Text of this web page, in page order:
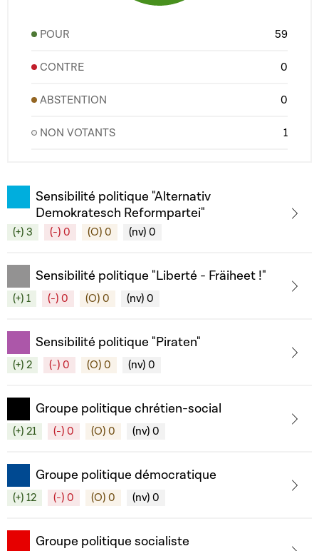
POUR 59
CONTRE 0
ABSTENTION 0
NON VOTANTS 1
Sensibilité politique "Alternativ
Demokratesch Reformpartei"
(+) 3 (-) 0 (O) 0 (nv) 0
Sensibilité politique "Liberté - Fräiheet !"
(+) 1 (-) 0 (O) 0 (nv) 0
Sensibilité politique "Piraten"
(+) 2 (-) 0 (O) 0 (nv) 0
Groupe politique chrétien-social
(+) 21 (-) 0 (O) 0 (nv) 0
Groupe politique démocratique
(+) 12 (-) 0 (O) 0 (nv) 0
Groupe politique socialiste